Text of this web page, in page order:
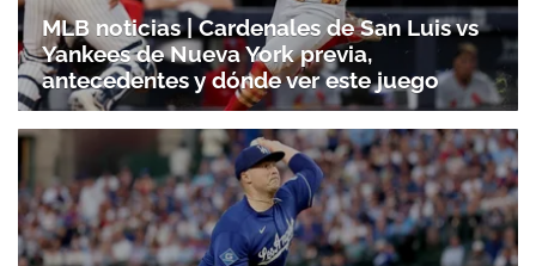
MLB noticias | Cardenales de San Luis vs
Yankees de Nueva York previa,
antecedentes y dónde ver este juego